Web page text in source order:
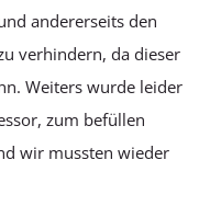
andererseits den
verhindern, da dieser
Weiters wurde leider
zum befüllen
wir mussten wieder